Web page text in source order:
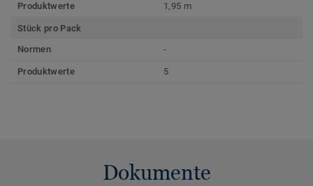
Produktwerte 1,95 m
Stück pro Pack
Normen
-
Produktwerte 5
Dokumente